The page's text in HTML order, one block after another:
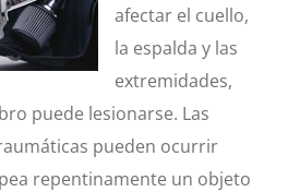
afectar el cuello,
la espalda y las
extremidades,
puede lesionarse. Las
pueden ocurrir
repentinamente un objeto